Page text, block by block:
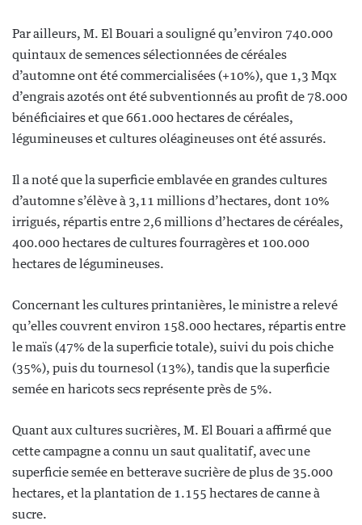
Par ailleurs, M. El Bouari a souligné qu’environ 740.000
quintaux de semences sélectionnées de céréales
d’automne ont été commercialisées (+10%), que 1,3 Mqx
d’engrais azotés ont été subventionnés au profit de 78.000
bénéficiaires et que 661.000 hectares de céréales,
légumineuses et cultures oléagineuses ont été assurés.
Il a noté que la superficie emblavée en grandes cultures
d’automne s’élève à 3,11 millions d’hectares, dont 10%
irrigués, répartis entre 2,6 millions d’hectares de céréales,
400.000 hectares de cultures fourragères et 100.000
hectares de légumineuses.
Concernant les cultures printanières, le ministre a relevé
qu’elles couvrent environ 158.000 hectares, répartis entre
le maïs (47% de la superficie totale), suivi du pois chiche
(35%), puis du tournesol (13%), tandis que la superficie
semée en haricots secs représente près de 5%.
Quant aux cultures sucrières, M. El Bouari a affirmé que
cette campagne a connu un saut qualitatif, avec une
superficie semée en betterave sucrière de plus de 35.000
hectares, et la plantation de 1.155 hectares de canne à
sucre.